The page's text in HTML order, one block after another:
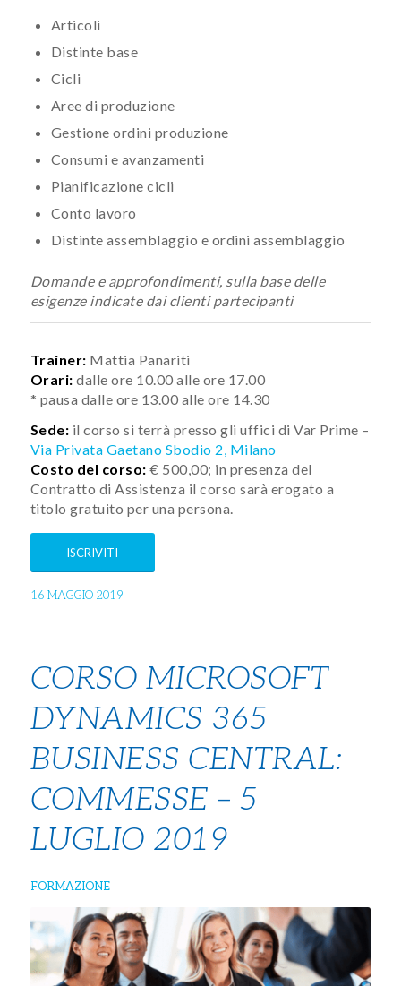
Articoli
Distinte base
Cicli
Aree di produzione
Gestione ordini produzione
Consumi e avanzamenti
Pianificazione cicli
Conto lavoro
Distinte assemblaggio e ordini assemblaggio
Domande e approfondimenti, sulla base delle
esigenze indicate dai clienti partecipanti
Trainer: Mattia Panariti
Orari: dalle ore 10.00 alle ore 17.00
* pausa dalle ore 13.00 alle ore 14.30
Sede: il corso si terrà presso gli uffici di Var Prime –
Via Privata Gaetano Sbodio 2, Milano
Costo del corso: € 500,00; in presenza del
Contratto di Assistenza il corso sarà erogato a
titolo gratuito per una persona.
ISCRIVITI
16 MAGGIO 2019
CORSO MICROSOFT
DYNAMICS 365
BUSINESS CENTRAL:
COMMESSE – 5
LUGLIO 2019
FORMAZIONE